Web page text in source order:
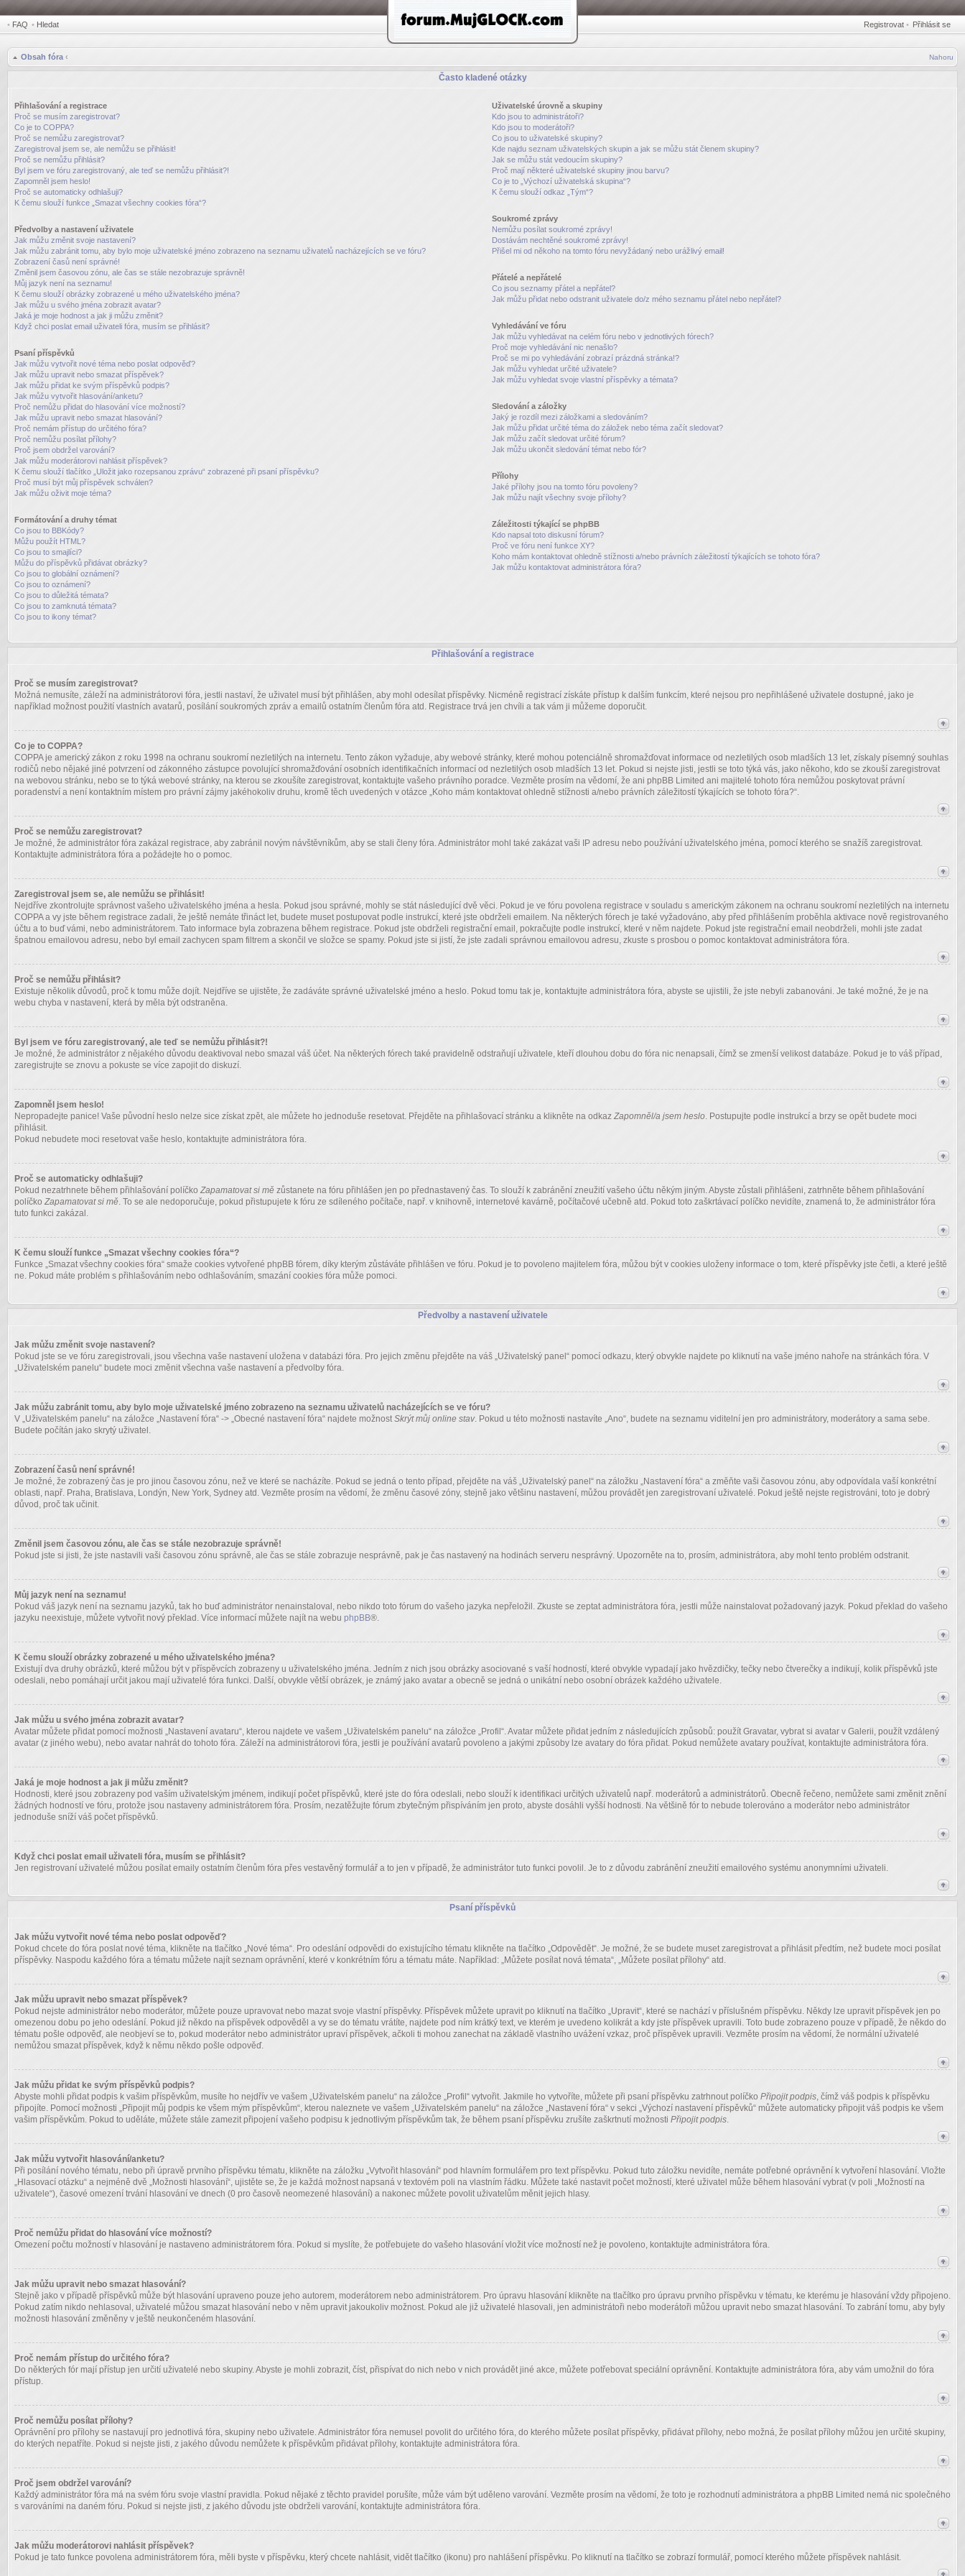
• FAQ • Hledat Registrovat • Přihlásit se
Obsah fóra ‹ Nahoru
Často kladené otázky
Přihlašování a registrace
Proč se musím zaregistrovat?
Co je to COPPA?
Proč se nemůžu zaregistrovat?
Zaregistroval jsem se, ale nemůžu se přihlásit!
Proč se nemůžu přihlásit?
Byl jsem ve fóru zaregistrovaný, ale teď se nemůžu přihlásit?!
Zapomněl jsem heslo!
Proč se automaticky odhlašuji?
K čemu slouží funkce „Smazat všechny cookies fóra“?
Předvolby a nastavení uživatele
Jak můžu změnit svoje nastavení?
Jak můžu zabránit tomu, aby bylo moje uživatelské jméno zobrazeno na seznamu uživatelů nacházejících se ve fóru?
Zobrazení časů není správné!
Změnil jsem časovou zónu, ale čas se stále nezobrazuje správně!
Můj jazyk není na seznamu!
K čemu slouží obrázky zobrazené u mého uživatelského jména?
Jak můžu u svého jména zobrazit avatar?
Jaká je moje hodnost a jak ji můžu změnit?
Když chci poslat email uživateli fóra, musím se přihlásit?
Psaní příspěvků
Jak můžu vytvořit nové téma nebo poslat odpověď?
Jak můžu upravit nebo smazat příspěvek?
Jak můžu přidat ke svým příspěvků podpis?
Jak můžu vytvořit hlasování/anketu?
Proč nemůžu přidat do hlasování více možností?
Jak můžu upravit nebo smazat hlasování?
Proč nemám přístup do určitého fóra?
Proč nemůžu posílat přílohy?
Proč jsem obdržel varování?
Jak můžu moderátorovi nahlásit příspěvek?
K čemu slouží tlačítko „Uložit jako rozepsanou zprávu“ zobrazené při psaní příspěvku?
Proč musí být můj příspěvek schválen?
Jak můžu oživit moje téma?
Formátování a druhy témat
Co jsou to BBKódy?
Můžu použít HTML?
Co jsou to smajlíci?
Můžu do příspěvků přidávat obrázky?
Co jsou to globální oznámení?
Co jsou to oznámení?
Co jsou to důležitá témata?
Co jsou to zamknutá témata?
Co jsou to ikony témat?
Uživatelské úrovně a skupiny
Kdo jsou to administrátoři?
Kdo jsou to moderátoři?
Co jsou to uživatelské skupiny?
Kde najdu seznam uživatelských skupin a jak se můžu stát členem skupiny?
Jak se můžu stát vedoucím skupiny?
Proč mají některé uživatelské skupiny jinou barvu?
Co je to „Výchozí uživatelská skupina“?
K čemu slouží odkaz „Tým“?
Soukromé zprávy
Nemůžu posílat soukromé zprávy!
Dostávám nechtěné soukromé zprávy!
Přišel mi od někoho na tomto fóru nevyžádaný nebo urážlivý email!
Přátelé a nepřátelé
Co jsou seznamy přátel a nepřátel?
Jak můžu přidat nebo odstranit uživatele do/z mého seznamu přátel nebo nepřátel?
Vyhledávání ve fóru
Jak můžu vyhledávat na celém fóru nebo v jednotlivých fórech?
Proč moje vyhledávání nic nenašlo?
Proč se mi po vyhledávání zobrazí prázdná stránka!?
Jak můžu vyhledat určité uživatele?
Jak můžu vyhledat svoje vlastní příspěvky a témata?
Sledování a záložky
Jaký je rozdíl mezi záložkami a sledováním?
Jak můžu přidat určité téma do záložek nebo téma začít sledovat?
Jak můžu začít sledovat určité fórum?
Jak můžu ukončit sledování témat nebo fór?
Přílohy
Jaké přílohy jsou na tomto fóru povoleny?
Jak můžu najít všechny svoje přílohy?
Záležitosti týkající se phpBB
Kdo napsal toto diskusní fórum?
Proč ve fóru není funkce XY?
Koho mám kontaktovat ohledně stížnosti a/nebo právních záležitostí týkajících se tohoto fóra?
Jak můžu kontaktovat administrátora fóra?
Přihlašování a registrace
Proč se musím zaregistrovat?
Možná nemusíte, záleží na administrátorovi fóra, jestli nastaví, že uživatel musí být přihlášen, aby mohl odesílat příspěvky. Nicméně registrací získáte přístup k dalším funkcím, které nejsou pro nepřihlášené uživatele dostupné, jako je
například možnost použití vlastních avatarů, posílání soukromých zpráv a emailů ostatním členům fóra atd. Registrace trvá jen chvíli a tak vám ji můžeme doporučit.
Co je to COPPA?
COPPA je americký zákon z roku 1998 na ochranu soukromí nezletilých na internetu. Tento zákon vyžaduje, aby webové stránky, které mohou potenciálně shromažďovat informace od nezletilých osob mladších 13 let, získaly písemný souhlas
rodičů nebo nějaké jiné potvrzení od zákonného zástupce povolující shromažďování osobních identifikačních informací od nezletilých osob mladších 13 let. Pokud si nejste jisti, jestli se toto týká vás, jako někoho, kdo se zkouší zaregistrovat
na webovou stránku, nebo se to týká webové stránky, na kterou se zkoušíte zaregistrovat, kontaktujte vašeho právního poradce. Vezměte prosím na vědomí, že ani phpBB Limited ani majitelé tohoto fóra nemůžou poskytovat právní
poradenství a není kontaktním místem pro právní zájmy jakéhokoliv druhu, kromě těch uvedených v otázce „Koho mám kontaktovat ohledně stížnosti a/nebo právních záležitostí týkajících se tohoto fóra?“.
Proč se nemůžu zaregistrovat?
Je možné, že administrátor fóra zakázal registrace, aby zabránil novým návštěvníkům, aby se stali členy fóra. Administrátor mohl také zakázat vaši IP adresu nebo používání uživatelského jména, pomocí kterého se snažíš zaregistrovat.
Kontaktujte administrátora fóra a požádejte ho o pomoc.
Zaregistroval jsem se, ale nemůžu se přihlásit!
Nejdříve zkontrolujte správnost vašeho uživatelského jména a hesla. Pokud jsou správné, mohly se stát následující dvě věci. Pokud je ve fóru povolena registrace v souladu s americkým zákonem na ochranu soukromí nezletilých na internetu
COPPA a vy jste během registrace zadali, že ještě nemáte třináct let, budete muset postupovat podle instrukcí, které jste obdrželi emailem. Na některých fórech je také vyžadováno, aby před přihlášením proběhla aktivace nově registrovaného
účtu a to buď vámi, nebo administrátorem. Tato informace byla zobrazena během registrace. Pokud jste obdrželi registrační email, pokračujte podle instrukcí, které v něm najdete. Pokud jste registrační email neobdrželi, mohli jste zadat
špatnou emailovou adresu, nebo byl email zachycen spam filtrem a skončil ve složce se spamy. Pokud jste si jistí, že jste zadali správnou emailovou adresu, zkuste s prosbou o pomoc kontaktovat administrátora fóra.
Proč se nemůžu přihlásit?
Existuje několik důvodů, proč k tomu může dojít. Nejdříve se ujistěte, že zadáváte správné uživatelské jméno a heslo. Pokud tomu tak je, kontaktujte administrátora fóra, abyste se ujistili, že jste nebyli zabanováni. Je také možné, že je na
webu chyba v nastavení, která by měla být odstraněna.
Byl jsem ve fóru zaregistrovaný, ale teď se nemůžu přihlásit?!
Je možné, že administrátor z nějakého důvodu deaktivoval nebo smazal váš účet. Na některých fórech také pravidelně odstraňují uživatele, kteří dlouhou dobu do fóra nic nenapsali, čímž se zmenší velikost databáze. Pokud je to váš případ,
zaregistrujte se znovu a pokuste se více zapojit do diskuzí.
Zapomněl jsem heslo!
Nepropadejte panice! Vaše původní heslo nelze sice získat zpět, ale můžete ho jednoduše resetovat. Přejděte na přihlašovací stránku a klikněte na odkaz Zapomněl/a jsem heslo. Postupujte podle instrukcí a brzy se opět budete moci
přihlásit.
Pokud nebudete moci resetovat vaše heslo, kontaktujte administrátora fóra.
Proč se automaticky odhlašuji?
Pokud nezatrhnete během přihlašování políčko Zapamatovat si mě zůstanete na fóru přihlášen jen po přednastavený čas. To slouží k zabránění zneužití vašeho účtu někým jiným. Abyste zůstali přihlášeni, zatrhněte během přihlašování
políčko Zapamatovat si mě. To se ale nedoporučuje, pokud přistupujete k fóru ze sdíleného počítače, např. v knihovně, internetové kavárně, počítačové učebně atd. Pokud toto zaškrtávací políčko nevidíte, znamená to, že administrátor fóra
tuto funkci zakázal.
K čemu slouží funkce „Smazat všechny cookies fóra“?
Funkce „Smazat všechny cookies fóra“ smaže cookies vytvořené phpBB fórem, díky kterým zůstáváte přihlášen ve fóru. Pokud je to povoleno majitelem fóra, můžou být v cookies uloženy informace o tom, které příspěvky jste četli, a které ještě
ne. Pokud máte problém s přihlašováním nebo odhlašováním, smazání cookies fóra může pomoci.
Předvolby a nastavení uživatele
Jak můžu změnit svoje nastavení?
Pokud jste se ve fóru zaregistrovali, jsou všechna vaše nastavení uložena v databázi fóra. Pro jejich změnu přejděte na váš „Uživatelský panel“ pomocí odkazu, který obvykle najdete po kliknutí na vaše jméno nahoře na stránkách fóra. V
„Uživatelském panelu“ budete moci změnit všechna vaše nastavení a předvolby fóra.
Jak můžu zabránit tomu, aby bylo moje uživatelské jméno zobrazeno na seznamu uživatelů nacházejících se ve fóru?
V „Uživatelském panelu“ na záložce „Nastavení fóra“ -> „Obecné nastavení fóra“ najdete možnostSkrýt můj online stav. Pokud u této možnosti nastavíte „Ano“, budete na seznamu viditelní jen pro administrátory, moderátory a sama sebe.
Budete počítán jako skrytý uživatel.
Zobrazení časů není správné!
Je možné, že zobrazený čas je pro jinou časovou zónu, než ve které se nacházíte. Pokud se jedná o tento případ, přejděte na váš „Uživatelský panel“ na záložku „Nastavení fóra“ a změňte vaši časovou zónu, aby odpovídala vaší konkrétní
oblasti, např. Praha, Bratislava, Londýn, New York, Sydney atd. Vezměte prosím na vědomí, že změnu časové zóny, stejně jako většinu nastavení, můžou provádět jen zaregistrovaní uživatelé. Pokud ještě nejste registrováni, toto je dobrý
důvod, proč tak učinit.
Změnil jsem časovou zónu, ale čas se stále nezobrazuje správně!
Pokud jste si jisti, že jste nastavili vaši časovou zónu správně, ale čas se stále zobrazuje nesprávně, pak je čas nastavený na hodinách serveru nesprávný. Upozorněte na to, prosím, administrátora, aby mohl tento problém odstranit.
Můj jazyk není na seznamu!
Pokud váš jazyk není na seznamu jazyků, tak ho buď administrátor nenainstaloval, nebo nikdo toto fórum do vašeho jazyka nepřeložil. Zkuste se zeptat administrátora fóra, jestli může nainstalovat požadovaný jazyk. Pokud překlad do vašeho
jazyku neexistuje, můžete vytvořit nový překlad. Více informací můžete najít na webu phpBB®.
K čemu slouží obrázky zobrazené u mého uživatelského jména?
Existují dva druhy obrázků, které můžou být v příspěvcích zobrazeny u uživatelského jména. Jedním z nich jsou obrázky asociované s vaší hodností, které obvykle vypadají jako hvězdičky, tečky nebo čtverečky a indikují, kolik příspěvků jste
odeslali, nebo pomáhají určit jakou mají uživatelé fóra funkci. Další, obvykle větší obrázek, je známý jako avatar a obecně se jedná o unikátní nebo osobní obrázek každého uživatele.
Jak můžu u svého jména zobrazit avatar?
Avatar můžete přidat pomocí možnosti „Nastavení avataru“, kterou najdete ve vašem „Uživatelském panelu“ na záložce „Profil“. Avatar můžete přidat jedním z následujících způsobů: použít Gravatar, vybrat si avatar v Galerii, použít vzdálený
avatar (z jiného webu), nebo avatar nahrát do tohoto fóra. Záleží na administrátorovi fóra, jestli je používání avatarů povoleno a jakými způsoby lze avatary do fóra přidat. Pokud nemůžete avatary používat, kontaktujte administrátora fóra.
Jaká je moje hodnost a jak ji můžu změnit?
Hodnosti, které jsou zobrazeny pod vaším uživatelským jménem, indikují počet příspěvků, které jste do fóra odeslali, nebo slouží k identifikaci určitých uživatelů např. moderátorů a administrátorů. Obecně řečeno, nemůžete sami změnit znění
žádných hodností ve fóru, protože jsou nastaveny administrátorem fóra. Prosím, nezatěžujte fórum zbytečným přispíváním jen proto, abyste dosáhli vyšší hodnosti. Na většině fór to nebude tolerováno a moderátor nebo administrátor
jednoduše sníží váš počet příspěvků.
Když chci poslat email uživateli fóra, musím se přihlásit?
Jen registrovaní uživatelé můžou posílat emaily ostatním členům fóra přes vestavěný formulář a to jen v případě, že administrátor tuto funkci povolil. Je to z důvodu zabránění zneužití emailového systému anonymními uživateli.
Psaní příspěvků
Jak můžu vytvořit nové téma nebo poslat odpověď?
Pokud chcete do fóra poslat nové téma, klikněte na tlačítko „Nové téma“. Pro odeslání odpovědi do existujícího tématu klikněte na tlačítko „Odpovědět“. Je možné, že se budete muset zaregistrovat a přihlásit předtím, než budete moci posílat
příspěvky. Naspodu každého fóra a tématu můžete najít seznam oprávnění, které v konkrétním fóru a tématu máte. Například: „Můžete posílat nová témata“, „Můžete posílat přílohy“ atd.
Jak můžu upravit nebo smazat příspěvek?
Pokud nejste administrátor nebo moderátor, můžete pouze upravovat nebo mazat svoje vlastní příspěvky. Příspěvek můžete upravit po kliknutí na tlačítko „Upravit“, které se nachází v příslušném příspěvku. Někdy lze upravit příspěvek jen po
omezenou dobu po jeho odeslání. Pokud již někdo na příspěvek odpověděl a vy se do tématu vrátíte, najdete pod ním krátký text, ve kterém je uvedeno kolikrát a kdy jste příspěvek upravili. Toto bude zobrazeno pouze v případě, že někdo do
tématu pošle odpověď, ale neobjeví se to, pokud moderátor nebo administrátor upraví příspěvek, ačkoli ti mohou zanechat na základě vlastního uvážení vzkaz, proč příspěvek upravili. Vezměte prosím na vědomí, že normální uživatelé
nemůžou smazat příspěvek, když k němu někdo pošle odpověď.
Jak můžu přidat ke svým příspěvků podpis?
Abyste mohli přidat podpis k vašim příspěvkům, musíte ho nejdřív ve vašem „Uživatelském panelu“ na záložce „Profil“ vytvořit. Jakmile ho vytvoříte, můžete při psaní příspěvku zatrhnout políčko Připojit podpis, čímž váš podpis k příspěvku
připojíte. Pomocí možnosti „Připojit můj podpis ke všem mým příspěvkům“, kterou naleznete ve vašem „Uživatelském panelu“ na záložce „Nastavení fóra“ v sekci „Výchozí nastavení příspěvků“ můžete automaticky připojit váš podpis ke všem
vašim příspěvkům. Pokud to uděláte, můžete stále zamezit připojení vašeho podpisu k jednotlivým příspěvkům tak, že během psaní příspěvku zrušíte zaškrtnutí možnosti Připojit podpis.
Jak můžu vytvořit hlasování/anketu?
Při posílání nového tématu, nebo při úpravě prvního příspěvku tématu, klikněte na záložku „Vytvořit hlasování“ pod hlavním formulářem pro text příspěvku. Pokud tuto záložku nevidíte, nemáte potřebné oprávnění k vytvoření hlasování. Vložte
„Hlasovací otázku“ a nejméně dvě „Možnosti hlasování“, ujistěte se, že je každá možnost napsaná v textovém poli na vlastním řádku. Můžete také nastavit počet možností, které uživatel může během hlasování vybrat (v poli „Možností na
uživatele“), časové omezení trvání hlasování ve dnech (0 pro časově neomezené hlasování) a nakonec můžete povolit uživatelům měnit jejich hlasy.
Proč nemůžu přidat do hlasování více možností?
Omezení počtu možností v hlasování je nastaveno administrátorem fóra. Pokud si myslíte, že potřebujete do vašeho hlasování vložit více možností než je povoleno, kontaktujte administrátora fóra.
Jak můžu upravit nebo smazat hlasování?
Stejně jako v případě příspěvků může být hlasování upraveno pouze jeho autorem, moderátorem nebo administrátorem. Pro úpravu hlasování klikněte na tlačítko pro úpravu prvního příspěvku v tématu, ke kterému je hlasování vždy připojeno.
Pokud zatím nikdo nehlasoval, uživatelé můžou smazat hlasování nebo v něm upravit jakoukoliv možnost. Pokud ale již uživatelé hlasovali, jen administrátoři nebo moderátoři můžou upravit nebo smazat hlasování. To zabrání tomu, aby byly
možnosti hlasování změněny v ještě neukončeném hlasování.
Proč nemám přístup do určitého fóra?
Do některých fór mají přístup jen určití uživatelé nebo skupiny. Abyste je mohli zobrazit, číst, přispívat do nich nebo v nich provádět jiné akce, můžete potřebovat speciální oprávnění. Kontaktujte administrátora fóra, aby vám umožnil do fóra
přístup.
Proč nemůžu posílat přílohy?
Oprávnění pro přílohy se nastavují pro jednotlivá fóra, skupiny nebo uživatele. Administrátor fóra nemusel povolit do určitého fóra, do kterého můžete posílat příspěvky, přidávat přílohy, nebo možná, že posílat přílohy můžou jen určité skupiny,
do kterých nepatříte. Pokud si nejste jisti, z jakého důvodu nemůžete k příspěvkům přidávat přílohy, kontaktujte administrátora fóra.
Proč jsem obdržel varování?
Každý administrátor fóra má na svém fóru svoje vlastní pravidla. Pokud nějaké z těchto pravidel porušíte, může vám být uděleno varování. Vezměte prosím na vědomí, že toto je rozhodnutí administrátora a phpBB Limited nemá nic společného
s varováními na daném fóru. Pokud si nejste jisti, z jakého důvodu jste obdrželi varování, kontaktujte administrátora fóra.
Jak můžu moderátorovi nahlásit příspěvek?
Pokud je tato funkce povolena administrátorem fóra, měli byste v příspěvku, který chcete nahlásit, vidět tlačítko (ikonu) pro nahlášení příspěvku. Po kliknutí na tlačítko se zobrazí formulář, pomocí kterého můžete příspěvek nahlásit.